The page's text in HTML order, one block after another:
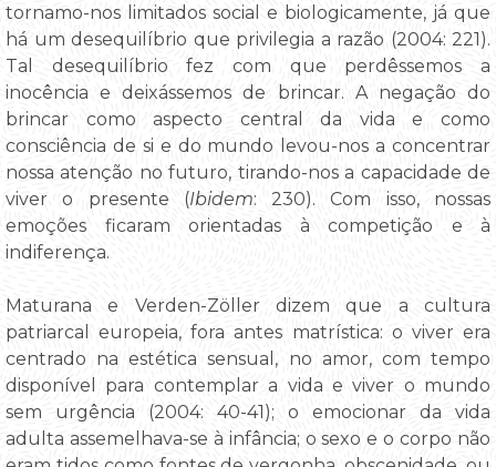
tornamo-nos limitados social e biologicamente, já que
há um desequilíbrio que privilegia a razão (2004: 221).
Tal desequilíbrio fez com que perdêssemos a
inocência e deixássemos de brincar. A negação do
brincar como aspecto central da vida e como
consciência de si e do mundo levou-nos a concentrar
nossa atenção no futuro, tirando-nos a capacidade de
viver o presente (Ibidem: 230). Com isso, nossas
emoções ficaram orientadas à competição e à
indiferença.
Maturana e Verden-Zöller dizem que a cultura
patriarcal europeia, fora antes matrística: o viver era
centrado na estética sensual, no amor, com tempo
disponível para contemplar a vida e viver o mundo
sem urgência (2004: 40-41); o emocionar da vida
adulta assemelhava-se à infância; o sexo e o corpo não